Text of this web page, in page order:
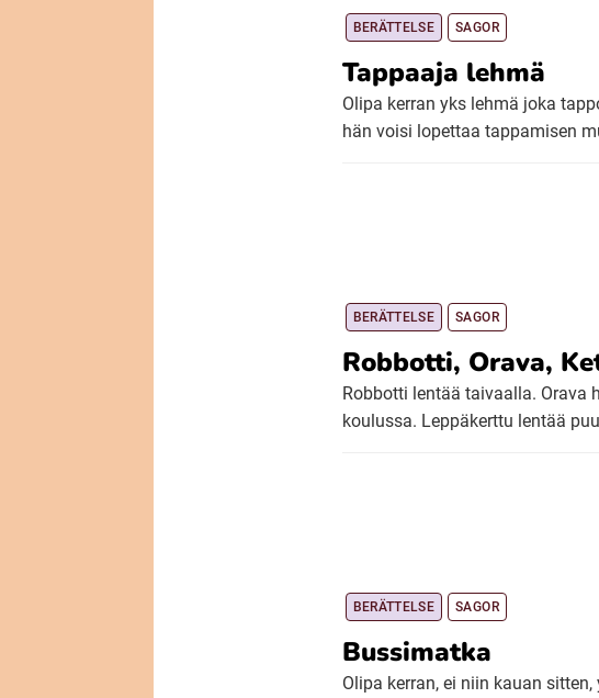
BERÄTTELSE SAGOR
Tappaaja lehmä
Olipa kerran yks lehmä joka
hän voisi lopettaa tappamisen
BERÄTTELSE SAGOR
Robbotti, Orava,
Robbotti lentää taivaalla. Orava
koulussa. Leppäkerttu lentää
BERÄTTELSE SAGOR
Bussimatka
Olipa kerran, ei niin kauan